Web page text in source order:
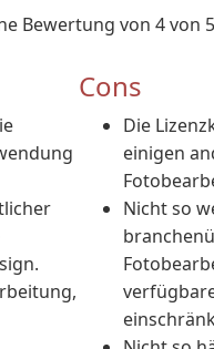
Bewertung von 4 von
Cons
Die
einigen
Nicht so